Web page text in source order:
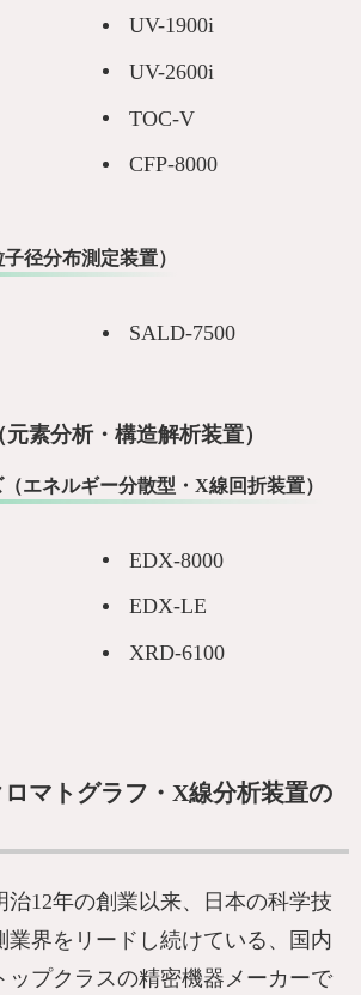
UV-1900i
UV-2600i
TOC-V
CFP-8000
径分布測定装置）
SALD-7500
素分析・構造解析装置）
エネルギー分散型・X線回折装置）
EDX-8000
EDX-LE
XRD-6100
マトグラフ・X線分析装置の
治12年の創業以来、日本の科学技
業界をリードし続けている、国内
ップクラスの精密機器メーカーで